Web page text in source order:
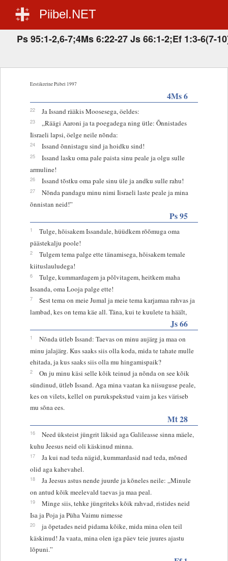
Piibel.NET
Ps 95:1-2,6-7;4Ms 6:22-27 Js 66:1-2;Ef 1:3-6(7-
Eestikeelne Piibel 1997
4Ms 6
22 Ja Issand rääkis Moosesega, öeldes:
23
„Räägi Aaroni ja ta poegadega ning ütle: Õnnistades
Iisraeli lapsi, öelge neile nõnda:
24 Issand õnnistagu sind ja hoidku sind!
25
Issand lasku oma pale paista sinu peale ja olgu sulle
armuline!
26 Issand tõstku oma pale sinu üle ja andku sulle rahu!
27
Nõnda pandagu minu nimi Iisraeli laste peale ja mina
õnnistan neid!”
Ps 95
1
Tulge, hõisakem Issandale, hüüdkem rõõmuga oma
päästekalju poole!
2
Tulgem tema palge ette tänamisega, hõisakem temale
kiituslauludega!
6
Tulge, kummardagem ja põlvitagem, heitkem maha
Issanda, oma Looja palge ette!
7
Sest tema on meie Jumal ja meie tema karjamaa rahvas ja
lambad, kes on tema käe all. Täna, kui te kuulete ta häält,
Js 66
1
Nõnda ütleb Issand: Taevas on minu aujärg ja maa on
minu jalajärg. Kus saaks siis olla koda, mida te tahate mulle
ehitada, ja kus saaks siis olla mu hingamispaik?
2
On ju minu käsi selle kõik teinud ja nõnda on see kõik
sündinud, ütleb Issand. Aga mina vaatan ka niisuguse peale,
kes on vilets, kellel on purukspekstud vaim ja kes väriseb
mu sõna ees.
Mt 28
16
Need üksteist jüngrit läksid aga Galileasse sinna mäele,
kuhu Jeesus neid oli käskinud minna.
17
Ja kui nad teda nägid, kummardasid nad teda, mõned
olid aga kahevahel.
18
Ja Jeesus astus nende juurde ja kõneles neile: „Minule
on antud kõik meelevald taevas ja maa peal.
19
Minge siis, tehke jüngriteks kõik rahvad, ristides neid
Isa ja Poja ja Püha Vaimu nimesse
20
ja õpetades neid pidama kõike, mida mina olen teil
käskinud! Ja vaata, mina olen iga päev teie juures ajastu
lõpuni.”